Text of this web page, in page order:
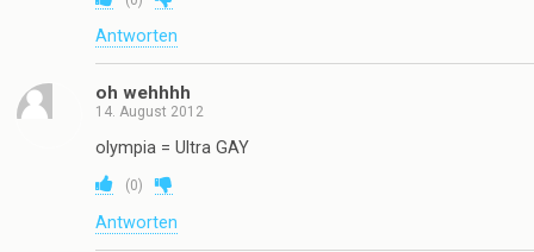
Antworten
oh wehhhh
14. August 2012
olympia = Ultra GAY
(0)
Antworten